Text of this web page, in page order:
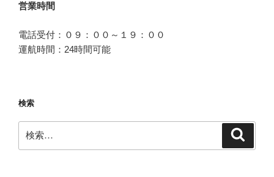
営業時間
電話受付：０９：００～１９：００
運航時間：24時間可能
検索
索: